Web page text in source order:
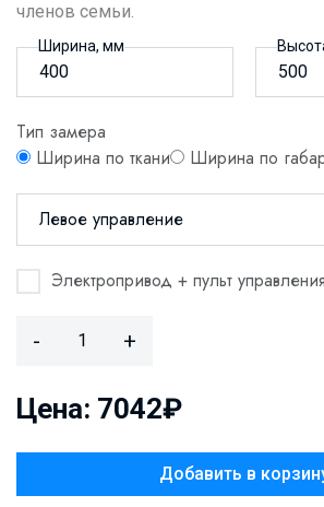
членов семьи.
Ширина, мм
Тип замера
Ширина по ткани
Ширина по
Левое управление
Электропривод + пульт управления
- +
Цена: 7042₽
Добавить в